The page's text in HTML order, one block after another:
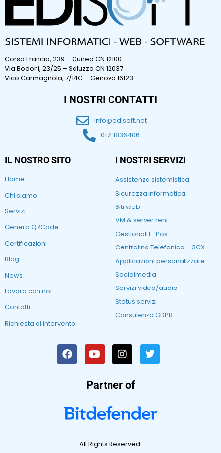
Corso Francia, 239 – Cuneo CN 12100
Via Bodoni, 23/25 – Saluzzo CN 12037
Vico Carmagnola, 7/14C – Genova 16123
I NOSTRI CONTATTI
info@edisoft.net
0171 1836406
IL NOSTRO SITO
Home
Chi siamo
Servizi
Genera QRCode
Certificazioni
Blog
News
Lavora con noi
Contatti
Richiesta di intervento
I NOSTRI SERVIZI
Assistenza sistemistica
Sicurezza informatica
Siti web
VM & server rent
Gestionali E-Pos
Centralino Telefonico – 3CX
Applicazioni personalizzate
Socialmedia
Servizi video/audio
Status servizi
Consulenza GDPR
Partner of
All Rights Reserved.